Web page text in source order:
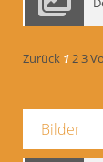
Zurück 123
Bilder